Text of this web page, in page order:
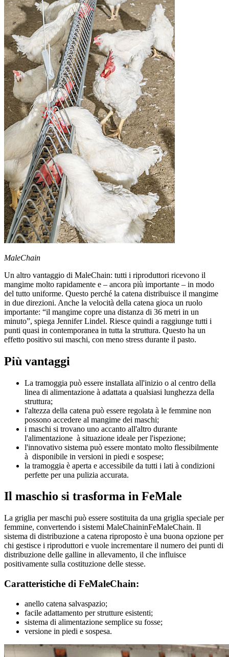
MaleChain
Un altro vantaggio di MaleChain: tutti i riproduttori ricevono il
mangime molto rapidamente e – ancora più importante – in modo
del tutto uniforme. Questo perché la catena distribuisce il mangime
in due direzioni. Anche la velocità della catena gioca un ruolo
importante: “il mangime copre una distanza di 36 metri in un
minuto”, spiega Jennifer Lindel. Riesce quindi a raggiunge tutti i
punti quasi in contemporanea in tutta la struttura. Questo ha un
effetto positivo sui maschi, con meno stress durante il pasto.
Più vantaggi
La tramoggia può essere installata all'inizio o al centro della
linea di alimentazione à adattata a qualsiasi lunghezza della
struttura;
l'altezza della catena può essere regolata à le femmine non
possono accedere al mangime dei maschi;
i maschi si trovano uno accanto all'altro durante
l'alimentazione à situazione ideale per l'ispezione;
l'innovativo sistema può essere montato molto flessibilmente
à disponibile in versioni in piedi e sospese;
la tramoggia è aperta e accessibile da tutti i lati à condizioni
perfette per una pulizia accurata.
Il maschio si trasforma in FeMale
La griglia per maschi può essere sostituita da una griglia speciale per
femmine, convertendo i sistemi MaleChaininFeMaleChain. Il
sistema di distribuzione a catena riproposto è una buona opzione per
chi gestisce i riproduttori e vuole incrementare il numero dei punti di
distribuzione delle galline in allevamento, il che influisce
positivamente sulla costituzione delle stesse.
Caratteristiche di FeMaleChain:
anello catena salvaspazio;
facile adattamento per strutture esistenti;
sistema di alimentazione semplice su fosse;
versione in piedi e sospesa.